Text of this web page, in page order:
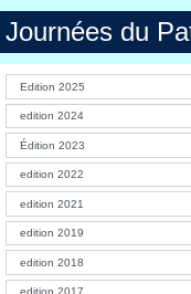
Journées du